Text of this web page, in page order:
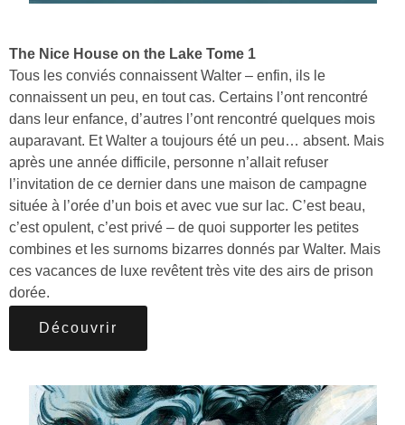
The Nice House on the Lake Tome 1
Tous les conviés connaissent Walter – enfin, ils le
connaissent un peu, en tout cas. Certains l’ont rencontré
dans leur enfance, d’autres l’ont rencontré quelques mois
auparavant. Et Walter a toujours été un peu… absent. Mais
après une année difficile, personne n’allait refuser
l’invitation de ce dernier dans une maison de campagne
située à l’orée d’un bois et avec vue sur lac. C’est beau,
c’est opulent, c’est privé – de quoi supporter les petites
combines et les surnoms bizarres donnés par Walter. Mais
ces vacances de luxe revêtent très vite des airs de prison
dorée.
Découvrir